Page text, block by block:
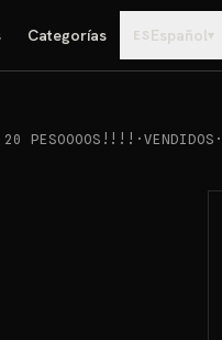
Categorías ES Español▾
20 PESOOOOS!!!! ·VENDIDOS ·